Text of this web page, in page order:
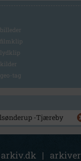
filmklip
tag
-Tjæreby
arkiv.dk | arkiver